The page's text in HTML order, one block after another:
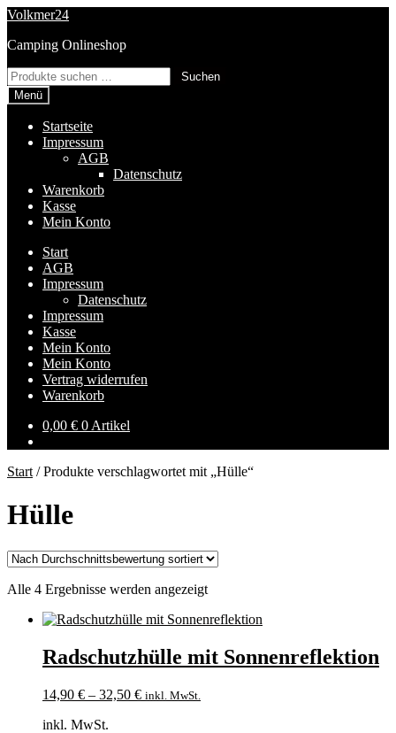
Zur
springen
Zum
springen
Volkmer24
Camping Onlineshop
Suchen
nach:
Suchen
Menü
Startseite
Impressum
AGB
Datenschutz
Warenkorb
Kasse
Mein Konto
Start
AGB
Impressum
Datenschutz
Impressum
Kasse
Mein Konto
Mein Konto
Vertrag widerrufen
Warenkorb
0,00 € 0 Artikel
Start /Produkte verschlagwortet mit „Hülle“
Hülle
Alle 4 Ergebnisse werden angezeigtNach
sortiert
Radschutzhülle mit Sonnenreflektion
14,90 € – 32,50 € inkl. MwSt.
inkl. MwSt.